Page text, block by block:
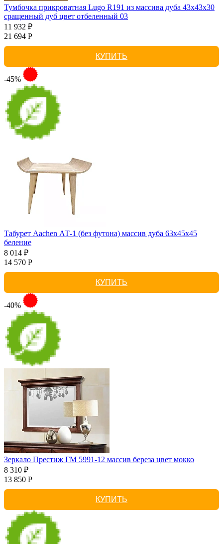
Тумбочка прикроватная Lugo R191 из массива дуба 43х43х30
сращенный дуб цвет отбеленный 03
11 932 ₽
21 694 Р
КУПИТЬ
-45%
Табурет Aachen АТ-1 (без футона) массив дуба 63х45х45
беление
8 014 ₽
14 570 Р
КУПИТЬ
-40%
Зеркало Престиж ГМ 5991-12 массив береза цвет мокко
8 310 ₽
13 850 Р
КУПИТЬ